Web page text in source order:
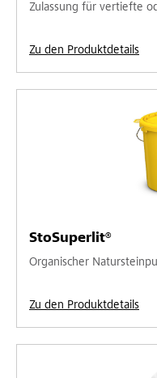
Zulassung für vertiefte
Zu den Produktdetails
StoSuperlit®
Organischer
Zu den Produktdetails